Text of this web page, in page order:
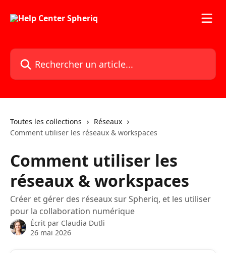
Rechercher un article...
Toutes les collections
Réseaux
Comment utiliser les réseaux & workspaces
Comment utiliser les
réseaux & workspaces
Créer et gérer des réseaux sur Spheriq, et les utiliser
pour la collaboration numérique
Écrit par Claudia Dutli
26 mai 2026